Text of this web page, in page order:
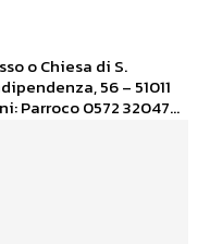
o Chiesa di S.
56 – 51011
Parroco 0572 32047...